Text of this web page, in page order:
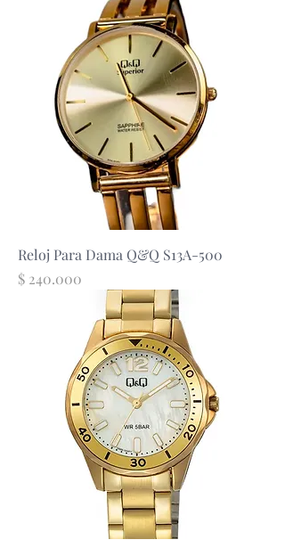
Reloj Para Dama Q&Q S13A-500
Precio
$ 240.000